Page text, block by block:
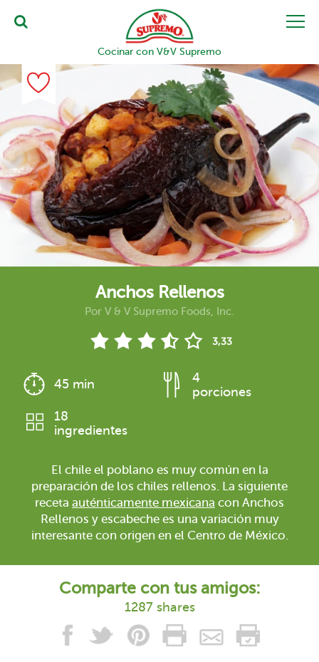
Cocinar con V&V Supremo
Anchos Rellenos
Por V & V Supremo Foods, Inc.
3,33
45 min
4
porciones
18
ingredientes
El chile el poblano es muy común en la
preparación de los chiles rellenos. La siguiente
receta auténticamente mexicana con Anchos
Rellenos y escabeche es una variación muy
interesante con origen en el Centro de México.
Comparte con tus amigos:
1287 shares